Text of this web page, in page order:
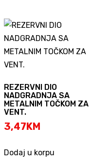
REZERVNI DIO
NADGRADNJA SA
METALNIM TOČKOM ZA
VENT.
3,47KM
Dodaj u korpu